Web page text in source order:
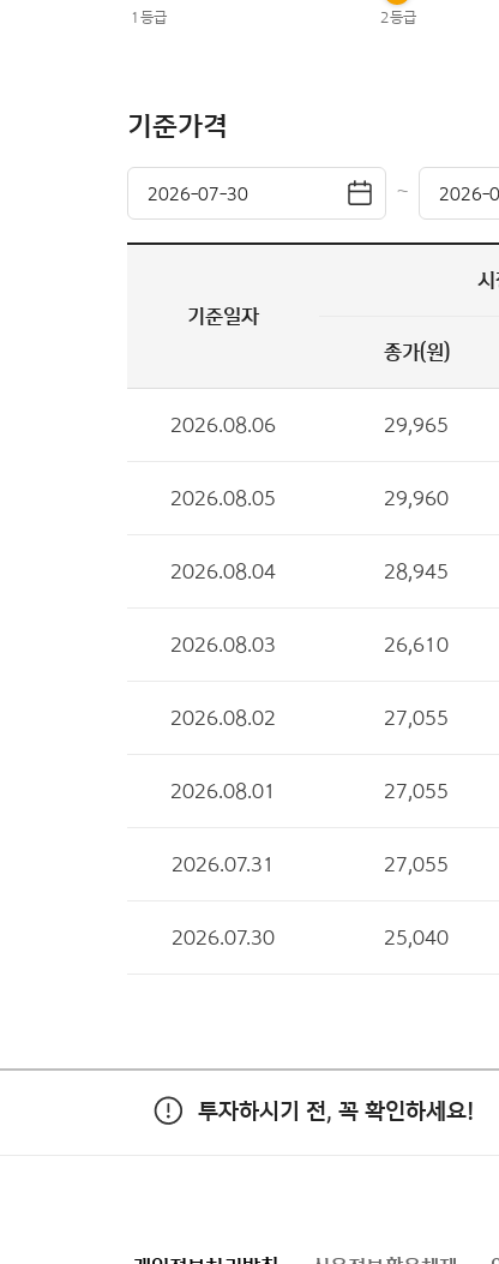
기준가격
~
기준일자
종가(원)
2026.08.06 29,965
2026.08.05 29,960
2026.08.04 28,945
2026.08.03 26,610
2026.08.02 27,055
2026.08.01 27,055
2026.07.31 27,055
2026.07.30 25,040
투자하시기 전, 꼭 확인하세요!